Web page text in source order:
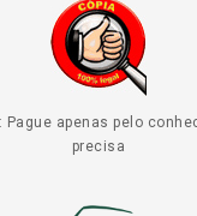
Pague apenas pelo
precisa